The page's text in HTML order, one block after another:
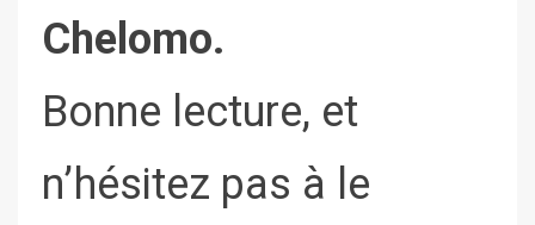
Chelomo.
Bonne lecture, et
n’hésitez pas à le